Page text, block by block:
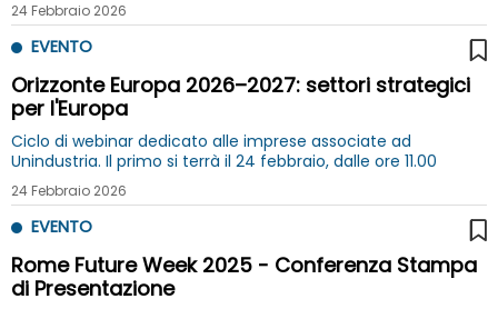
24 Febbraio 2026
EVENTO
Orizzonte Europa 2026–2027: settori strategici
per l'Europa
Ciclo di webinar dedicato alle imprese associate ad
Unindustria. Il primo si terrà il 24 febbraio, dalle ore 11.00
24 Febbraio 2026
EVENTO
Rome Future Week 2025 - Conferenza Stampa
di Presentazione